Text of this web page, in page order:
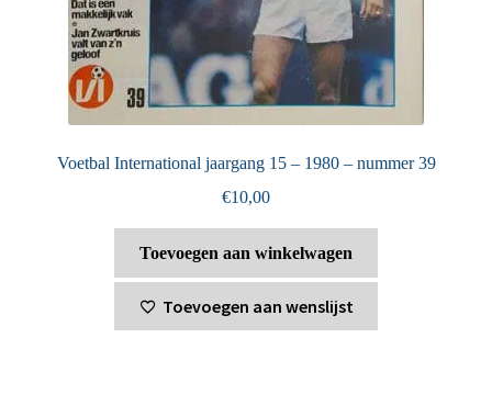
Voetbal International jaargang 15 – 1980 – nummer 39
€10,00
Toevoegen aan winkelwagen
Toevoegen aan wenslijst